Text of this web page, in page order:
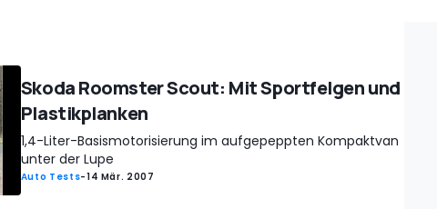
Skoda Roomster Scout: Mit Sportfelgen und
Plastikplanken
1,4-Liter-Basismotorisierung im aufgepeppten Kompaktvan
unter der Lupe
Auto Tests-14 Mär. 2007